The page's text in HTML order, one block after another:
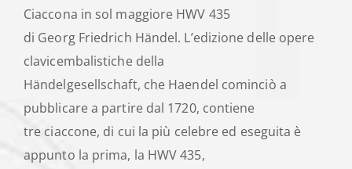
Ciaccona in sol maggiore HWV 435
di Georg Friedrich Händel. L’edizione delle opere
clavicembalistiche della
Händelgesellschaft, che Haendel cominciò a
pubblicare a partire dal 1720, contiene
tre ciaccone, di cui la più celebre ed eseguita è
appunto la prima, la HWV 435,